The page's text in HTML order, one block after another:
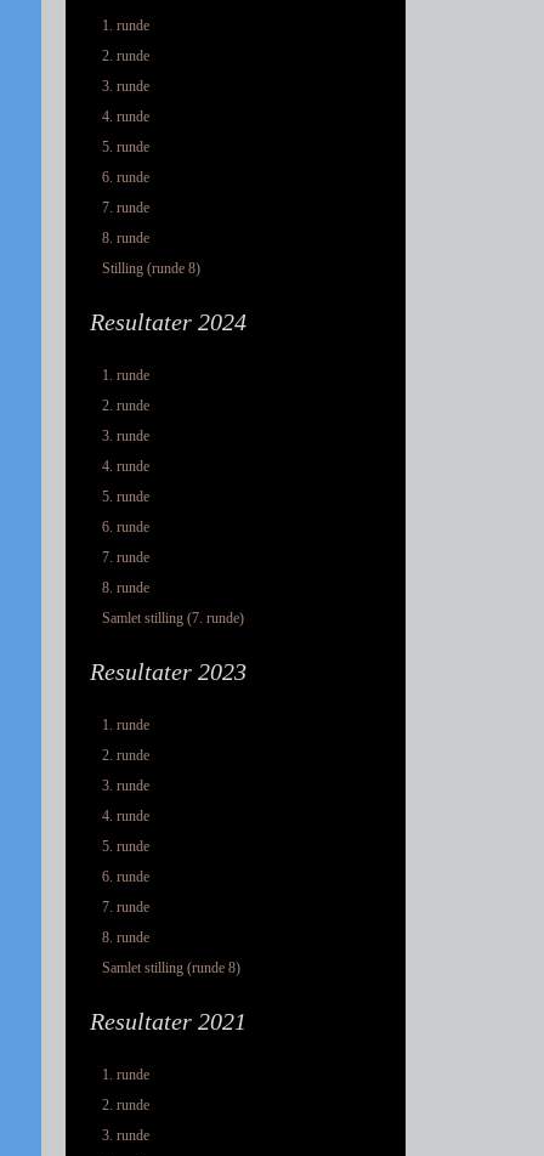
1. runde
2. runde
3. runde
4. runde
5. runde
6. runde
7. runde
8. runde
Stilling (runde 8)
Resultater 2024
1. runde
2. runde
3. runde
4. runde
5. runde
6. runde
7. runde
8. runde
Samlet stilling (7. runde)
Resultater 2023
1. runde
2. runde
3. runde
4. runde
5. runde
6. runde
7. runde
8. runde
Samlet stilling (runde 8)
Resultater 2021
1. runde
2. runde
3. runde